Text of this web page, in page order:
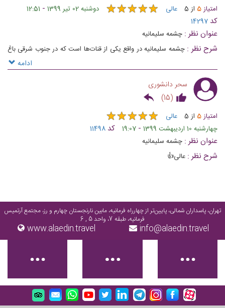
امتیاز5 از 5 عالی ★★★★★
★★★★★ دوشنبه 02 تیر 1399 -
12:51
کد 14297
عنوان نظر : چشمه سليمانيه
شرح نظر : چشمه سلیمانیه در واقع یکی از قنات‌ها است که در جنوب شرقی باغ
ادامه
سحر دانشوری
(
15
)
امتیاز5 از 5 عالی ★★★★★
★★★★★
چهارشنبه 10 اردیبهشت 1399 -
19:07 کد 11498
عنوان نظر : چشمه سلیمانیه
شرح نظر : عالی👍
تهران، پاسداران شمالی، پایین‌تر از چهارراه فرمانیه، مابین نارنجستان چهارم و رز، مجتمع آرتمیس
فرمانیه، طبقه 7، واحد 5 , 6
info@alaedin.travel
www.alaedin.travel